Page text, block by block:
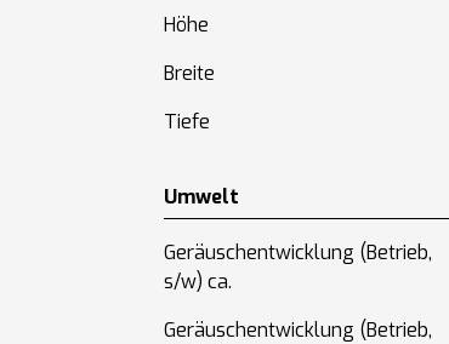
Höhe
Breite
Tiefe
Umwelt
Geräuschentwicklung (Betrieb,
s/w) ca.
Geräuschentwicklung (Betrieb,